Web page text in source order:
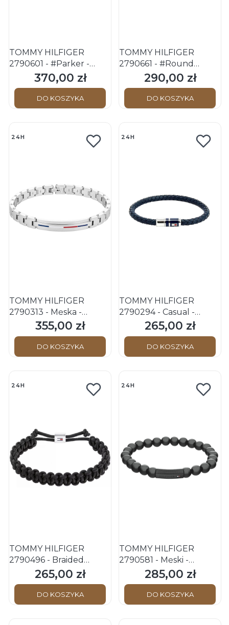
TOMMY HILFIGER
2790601 - #Parker -
Męska - Bransoletka
stalowa
Cena
370,00 zł
DO KOSZYKA
TOMMY HILFIGER
2790661 - #Round
Braided - Męska -
Bransoletka skórzana
Cena
290,00 zł
DO KOSZYKA
24H
TOMMY HILFIGER
2790313 - Męska -
Bransoletka ze stali
nierdzewnej - Srebrna
Cena
355,00 zł
DO KOSZYKA
24H
TOMMY HILFIGER
2790294 - Casual -
Męska - Bransoletka
skórzana - Granatowa
Cena
265,00 zł
DO KOSZYKA
24H
TOMMY HILFIGER
2790496 - Braided
Textile - Męska -
Bransoletka nylonowa -
Czarna
Cena
265,00 zł
DO KOSZYKA
24H
TOMMY HILFIGER
2790581 - Męski -
Bransoletka rozciągana -
Czarna
Cena
285,00 zł
DO KOSZYKA